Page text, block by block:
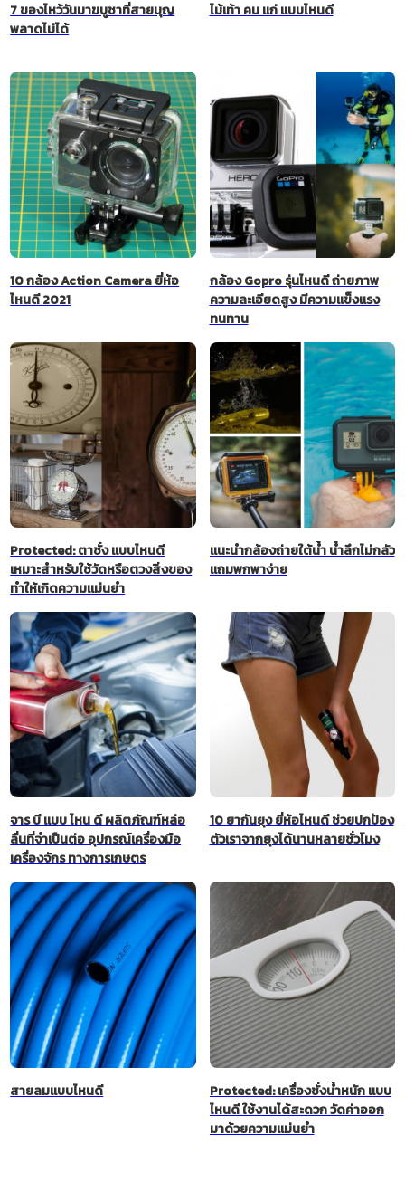
7 ของไหว้วันมาฆบูชาที่สายบุญ
พลาดไม่ได้
ไม้เท้า คน แก่ แบบไหนดี
10 กล้อง Action Camera ยี่ห้อ
ไหนดี 2021
กล้อง Gopro รุ่นไหนดี ถ่ายภาพ
ความละเอียดสูง มีความแข็งแรง
ทนทาน
Protected: ตาชั่ง แบบไหนดี
เหมาะสำหรับใช้วัดหรือตวงสิ่งของ
ทำให้เกิดความแม่นยำ
แนะนำกล้องถ่ายใต้น้ำ น้ำลึกไม่กลัว
แถมพกพาง่าย
จาร บี แบบ ไหน ดี ผลิตภัณฑ์หล่อ
ลื่นที่จำเป็นต่อ อุปกรณ์เครื่องมือ
เครื่องจักร ทางการเกษตร
10 ยากันยุง ยี่ห้อไหนดี ช่วยปกป้อง
ตัวเราจากยุงได้นานหลายชั่วโมง
สายลมแบบไหนดี
Protected: เครื่องชั่งน้ำหนัก แบบ
ไหนดี ใช้งานได้สะดวก วัดค่าออก
มาด้วยความแม่นยำ